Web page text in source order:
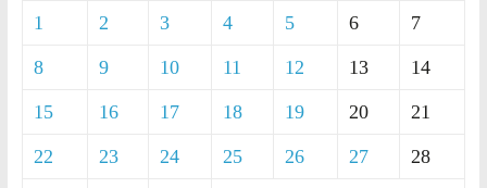
1 2 3 4 5 6 7
8 9 10 11 12 13 14
15 16 17 18 19 20 21
22 23 24 25 26 27 28